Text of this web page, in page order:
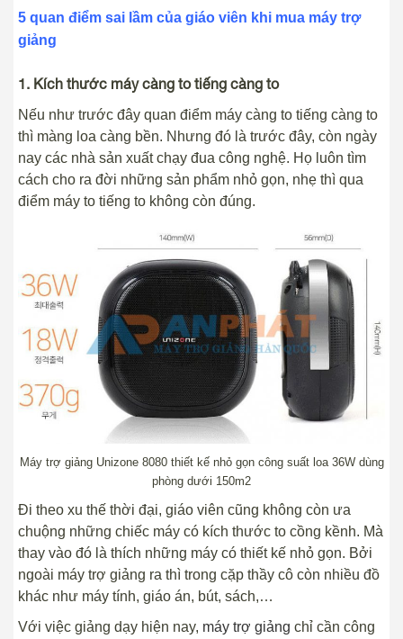
5 quan điểm sai lầm của giáo viên khi mua máy trợ
giảng
1. Kích thước máy càng to tiếng càng to
Nếu như trước đây quan điểm máy càng to tiếng càng to
thì màng loa càng bền. Nhưng đó là trước đây, còn ngày
nay các nhà sản xuất chạy đua công nghệ. Họ luôn tìm
cách cho ra đời những sản phẩm nhỏ gọn, nhẹ thì qua
điểm máy to tiếng to không còn đúng.
Máy trợ giảng Unizone 8080 thiết kế nhỏ gọn công suất loa 36W dùng
phòng dưới 150m2
Đi theo xu thế thời đại, giáo viên cũng không còn ưa
chuộng những chiếc máy có kích thước to cồng kềnh. Mà
thay vào đó là thích những máy có thiết kế nhỏ gọn. Bởi
ngoài máy trợ giảng ra thì trong cặp thầy cô còn nhiều đồ
khác như máy tính, giáo án, bút, sách,…
Với việc giảng dạy hiện nay, máy trợ giảng chỉ cần công